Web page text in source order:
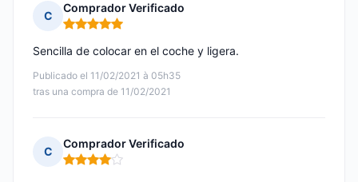
C
Comprador Verificado
Nota: 5 de 5
Publicado el 11/02/2021 à 05h35
tras una compra de 11/02/2021
Sencilla de colocar en el coche y ligera.
C
Comprador Verificado
Nota: 4 de 5